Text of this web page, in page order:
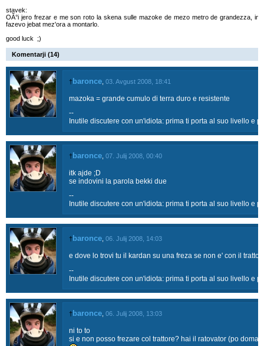
stavek:
OĂ°i jero frezar e me son roto la skena sulle mazoke de mezo metro de grandezza,
fazevo jebat mez'ora a montarlo.
good luck ;)
Komentarji (14)
†baronce 03. Avgust 2008, 18:41
mazoka = grande cumulo di terra duro e resistente
--
Inutile discutere con un'idiota: prima ti porta al suo livello e
†baronce 07. Julij 2008, 00:40
itk ajde ;D
se indovini la parola bekki due
--
Inutile discutere con un'idiota: prima ti porta al suo livello e
†baronce 06. Julij 2008, 14:03
e dove lo trovi tu il kardan su una freza se non e' con il
--
Inutile discutere con un'idiota: prima ti porta al suo livello e
†baronce 06. Julij 2008, 13:03
ni to to
si e non posso frezare col trattore? hai il ratovator (po